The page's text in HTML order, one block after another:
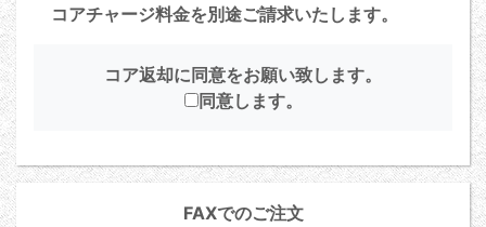
コアチャージ料金を別途ご請求いたします。
コア返却に同意をお願い致します。
同意します。
FAXでのご注文